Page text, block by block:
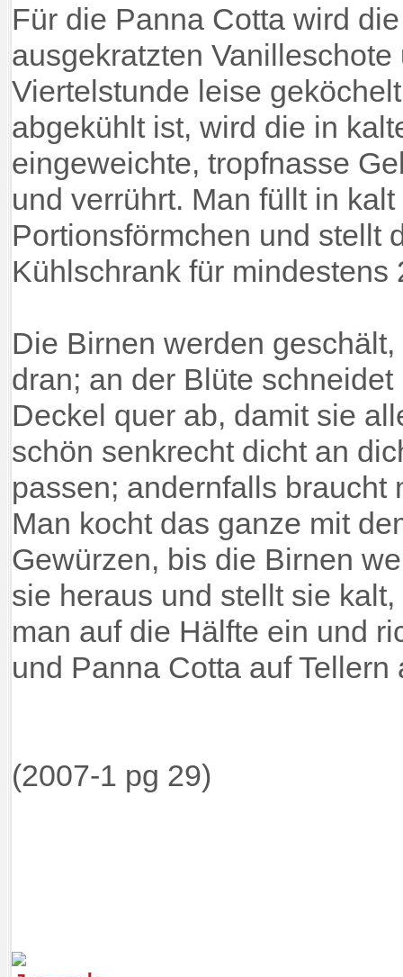
Für die Panna Cotta wird
ausgekratzten
Viertelstunde leise
abgekühlt ist, wird die in
eingeweichte, tropfnasse
und verrührt. Man füllt in
Portionsförmchen und stellt
Kühlschrank für mindestens
Die Birnen werden
dran; an der Blüte
Deckel quer ab, damit sie
schön senkrecht dicht an
passen; andernfalls
Man kocht das ganze mit
Gewürzen, bis die Birnen
sie heraus und stellt sie
man auf die Hälfte ein und
und Panna Cotta auf Tellern
(2007-1 pg 29)